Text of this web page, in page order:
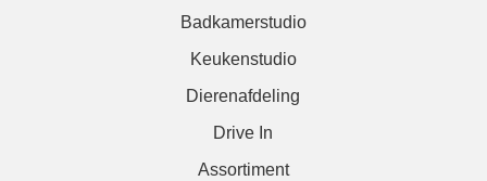
Badkamerstudio
Keukenstudio
Dierenafdeling
Drive In
Assortiment